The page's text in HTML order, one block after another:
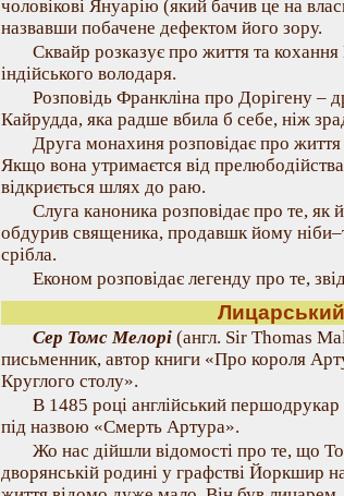
чоловікові Януарію (який бачив це на
назвавши побачене дефектом його зору.
Сквайр розказує про життя та
індійського володаря.
Розповідь Франкліна про Дорігену –
Кайрудда, яка радше вбила б себе, ніж
Друга монахиня розповідає про
Якщо вона утримаєтся від
відкриється шлях до раю.
Слуга каноника розповідає про те, як
обдурив священика, продавшк йому
срібла.
Економ розповідає легенду про те,
Сер Томс Мелорі (англ. Sir Thomas
письменник, автор книги «Про короля
Круглого столу».
В 1485 році англійський
під назвою «Смерть Артура».
Жо нас дійшли відомості про те, що
дворянській родині у графстві Йоркшир